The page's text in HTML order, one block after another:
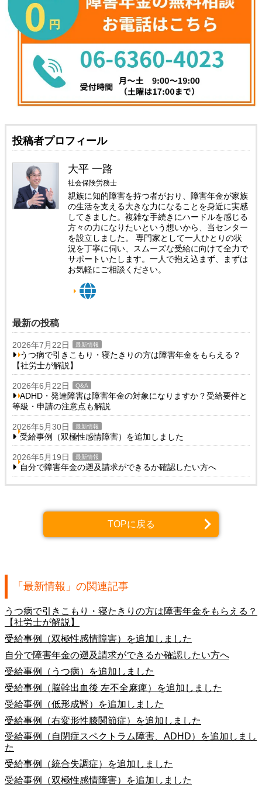
投稿者プロフィール
大平 一路
社会保険労務士
親族に知的障害を持つ者がおり、障害年金が家族
の生活を支える大きな力になることを身近に実感
してきました。複雑な手続きにハードルを感じる
方々の力になりたいという想いから、当センター
を設立しました。 専門家として一人ひとりの状
況を丁寧に伺い、スムーズな受給に向けて全力で
サポートいたします。一人で抱え込まず、まずは
お気軽にご相談ください。
最新の投稿
2026年7月22日 最新情報
うつ病で引きこもり・寝たきりの方は障害年金をもらえる？
【社労士が解説】
2026年6月22日 Q&A
ADHD・発達障害は障害年金の対象になりますか？受給要件と
等級・申請の注意点も解説
2026年5月30日 最新情報
受給事例（双極性感情障害）を追加しました
2026年5月19日 最新情報
自分で障害年金の遡及請求ができるか確認したい方へ
TOPに戻る
「最新情報」の関連記事
うつ病で引きこもり・寝たきりの方は障害年金をもらえる？
【社労士が解説】
受給事例（双極性感情障害）を追加しました
自分で障害年金の遡及請求ができるか確認したい方へ
受給事例（うつ病）を追加しました
受給事例（脳幹出血後 左不全麻痺）を追加しました
受給事例（低形成腎）を追加しました
受給事例（右変形性膝関節症）を追加しました
受給事例（自閉症スペクトラム障害、ADHD）を追加しまし
た
受給事例（統合失調症）を追加しました
受給事例（双極性感情障害）を追加しました